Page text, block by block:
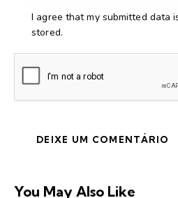
I agree that my submitted data
stored.
You May Also Like